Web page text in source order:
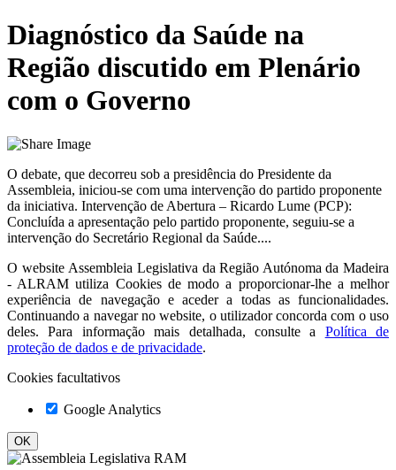
Diagnóstico da Saúde na
Região discutido em Plenário
com o Governo
O debate, que decorreu sob a presidência do Presidente da
Assembleia, iniciou-se com uma intervenção do partido proponente
da iniciativa. Intervenção de Abertura – Ricardo Lume (PCP):
Concluída a apresentação pelo partido proponente, seguiu-se a
intervenção do Secretário Regional da Saúde....
O website Assembleia Legislativa da Região Autónoma da Madeira
- ALRAM utiliza Cookies de modo a proporcionar-lhe a melhor
experiência de navegação e aceder a todas as funcionalidades.
Continuando a navegar no website, o utilizador concorda com o uso
deles. Para informação mais detalhada, consulte a
Política de
proteção de dados e de privacidade.
Cookies facultativos
Google Analytics